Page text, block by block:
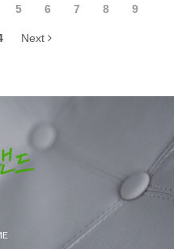
5 6 7 8 9
Next